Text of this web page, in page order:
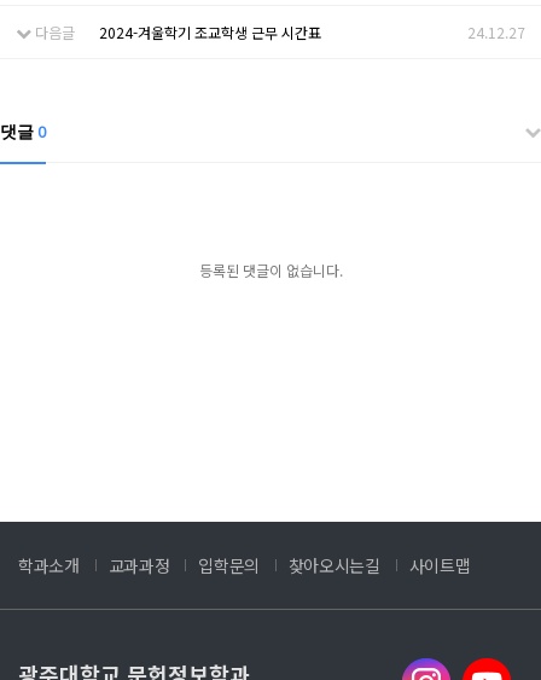
다음글 2024-겨울학기 조교학생 근무 시간표 24.12.27
댓글0
등록된 댓글이 없습니다.
학과소개 교과과정 입학문의 찾아오시는길 사이트맵